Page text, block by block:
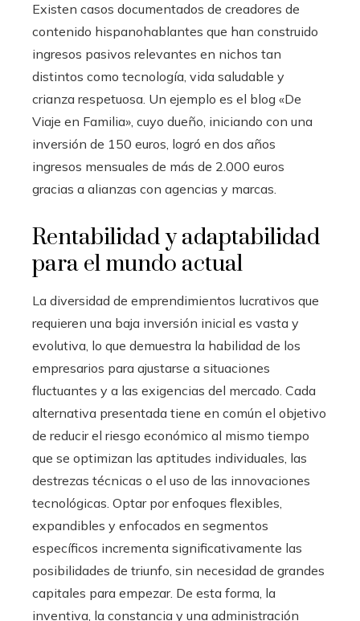
Existen casos documentados de creadores de
contenido hispanohablantes que han construido
ingresos pasivos relevantes en nichos tan
distintos como tecnología, vida saludable y
crianza respetuosa. Un ejemplo es el blog «De
Viaje en Familia», cuyo dueño, iniciando con una
inversión de 150 euros, logró en dos años
ingresos mensuales de más de 2.000 euros
gracias a alianzas con agencias y marcas.
Rentabilidad y adaptabilidad
para el mundo actual
La diversidad de emprendimientos lucrativos que
requieren una baja inversión inicial es vasta y
evolutiva, lo que demuestra la habilidad de los
empresarios para ajustarse a situaciones
fluctuantes y a las exigencias del mercado. Cada
alternativa presentada tiene en común el objetivo
de reducir el riesgo económico al mismo tiempo
que se optimizan las aptitudes individuales, las
destrezas técnicas o el uso de las innovaciones
tecnológicas. Optar por enfoques flexibles,
expandibles y enfocados en segmentos
específicos incrementa significativamente las
posibilidades de triunfo, sin necesidad de grandes
capitales para empezar. De esta forma, la
inventiva, la constancia y una administración